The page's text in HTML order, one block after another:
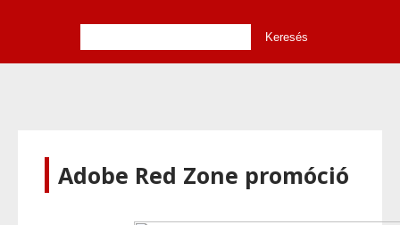
Adobe Red Zone promóció